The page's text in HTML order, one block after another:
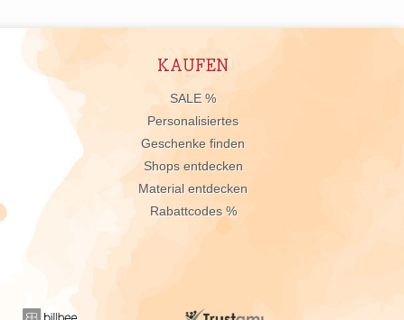
KAUFEN
SALE %
Personalisiertes
Geschenke finden
Shops entdecken
Material entdecken
Rabattcodes %